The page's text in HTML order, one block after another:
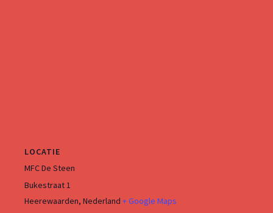
LOCATIE
MFC De Steen
Bukestraat 1
Heerewaarden, Nederland + Google Maps